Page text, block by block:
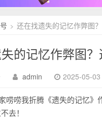
> 还在找遗失的记忆作弊图
的记忆作弊图？
admin 2025-05-
唠唠我折腾《遗失的记忆》
去！